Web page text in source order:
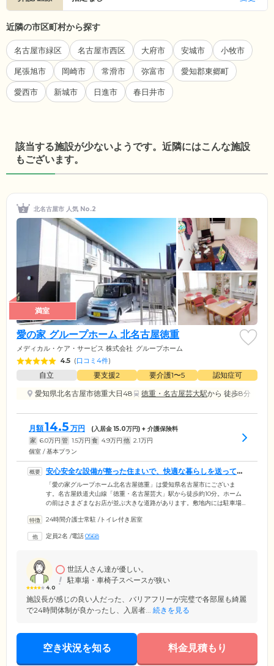
近隣の市区町村から探す
名古屋市緑区 名古屋市西区 大府市 安城市 小牧市
尾張旭市 岡崎市 常滑市 弥富市 愛知郡東郷町
愛西市 新城市 日進市 春日井市
該当する施設が少ないようです。近隣にはこんな施設
もございます。
北名古屋市 人気 No.2
満室
愛の家 グループホーム 北名古屋徳重
メディカル・ケア・サービス 株式会社 グループホーム
4.5 (口コミ4件)
自立 要支援2 要介護1〜5
認知症可
愛知県北名古屋市徳重大日48
徳重・名古屋芸大駅から 徒歩8分
月額14.5 万円 (入居金15.0万円) + 介護保険料
家 6.0万円 管 1.5万円 食 4.9万円 他 2.1万円
個室 / 基本プラン
安心安全な設備が整った住まいで、快適な暮らしを送ってい
ただけます
「愛の家グループホーム北名古屋徳重」は愛知県名古屋市にございま
す。名古屋鉄道犬山線「徳重・名古屋芸大」駅から徒歩約10分。ホーム
の前はさまざまなお店が並ぶ大きな道路があります。敷地内には駐車場
お過ごしいただける住まいをご用意しています。ホーム内の通路は段差
置していますので安心です。居室は個室で、防音対策・空調設備が整っ
24時間介護士常駐 /トイレ付き居室
定員2名 /電話0568
4.0
世話人さん達が優しい。
駐車場・車椅子スペースが狭い
施設長が感じの良い人だった、バリアフリーが完璧で各部屋も綺麗
で24時間体制が良かったし、入居者... 続きを見る
空き状況を知る 料金見積もり